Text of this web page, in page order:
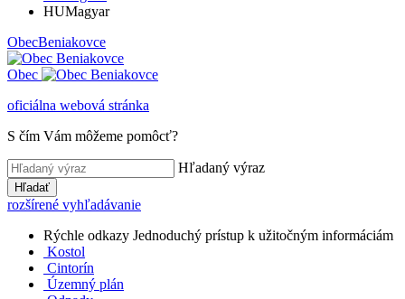
HUMagyar
ObecBeniakovce
Obec
oficiálna webová stránka
S čím Vám môžeme pomôcť?
Hľadaný výraz
Hľadať
rozšírené vyhľadávanie
Rýchle odkazy Jednoduchý prístup k užitočným informáciám
Kostol
Cintorín
Územný plán